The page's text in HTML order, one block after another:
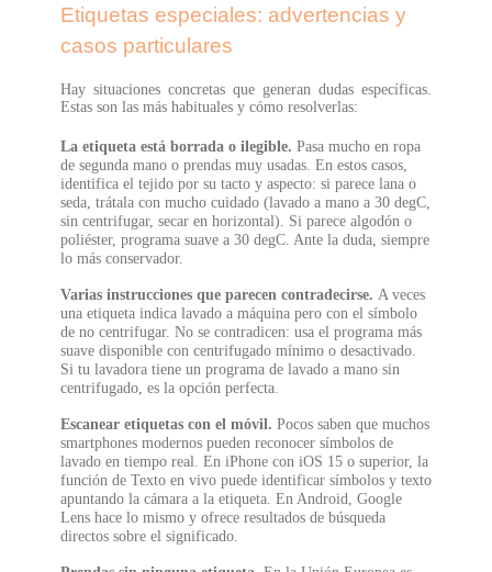
Etiquetas especiales: advertencias y
casos particulares
Hay situaciones concretas que generan dudas específicas.
Estas son las más habituales y cómo resolverlas:
La etiqueta está borrada o ilegible. Pasa mucho en ropa
de segunda mano o prendas muy usadas. En estos casos,
identifica el tejido por su tacto y aspecto: si parece lana o
seda, trátala con mucho cuidado (lavado a mano a 30 degC,
sin centrifugar, secar en horizontal). Si parece algodón o
poliéster, programa suave a 30 degC. Ante la duda, siempre
lo más conservador.
Varias instrucciones que parecen contradecirse. A veces
una etiqueta indica lavado a máquina pero con el símbolo
de no centrifugar. No se contradicen: usa el programa más
suave disponible con centrifugado mínimo o desactivado.
Si tu lavadora tiene un programa de lavado a mano sin
centrifugado, es la opción perfecta.
Escanear etiquetas con el móvil. Pocos saben que muchos
smartphones modernos pueden reconocer símbolos de
lavado en tiempo real. En iPhone con iOS 15 o superior, la
función de Texto en vivo puede identificar símbolos y texto
apuntando la cámara a la etiqueta. En Android, Google
Lens hace lo mismo y ofrece resultados de búsqueda
directos sobre el significado.